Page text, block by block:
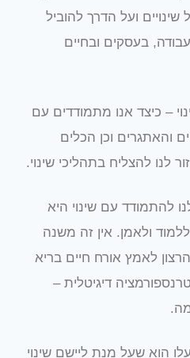
ועל הדרך להוביל
בעסקים ובחיים
– כיצד אנו מתמודדים עם
והאתגרים וכן הכלים
לנו להצליח בתהליכי שינוי.
להתמודד עם שינוי היא
ולאמן. אין זה משנה
לאמץ אורח חיים בריא
טרנספורמציה דיגיטלית –
הוא שעל מנת ליישם שינוי